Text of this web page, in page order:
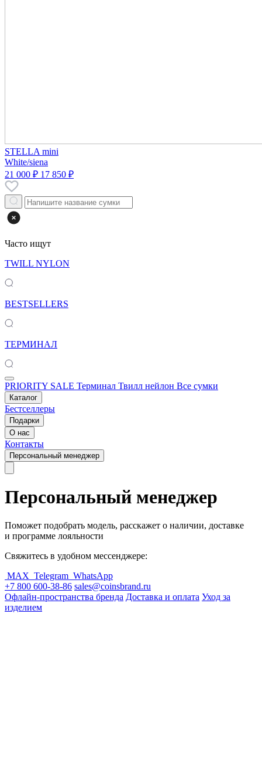
STELLA mini
White/siena
21 000 ₽ 17 850 ₽
Часто ищут
TWILL NYLON
BESTSELLERS
ТЕРМИНАЛ
PRIORITY SALE Терминал Твилл нейлон Все сумки
Каталог
Бестселлеры
Подарки
О нас
Контакты
Персональный менеджер
Персональный менеджер
Поможет подобрать модель, расскажет о наличии, доставке
и программе лояльности
Свяжитесь в удобном мессенджере:
MAX Telegram WhatsApp
+7 800 600-38-86 sales@coinsbrand.ru
Офлайн-пространства бренда Доставка и оплата Уход за
изделием